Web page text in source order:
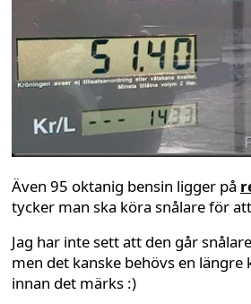
Även 95 oktanig bensin ligger på
tycker man ska köra snålare för
Jag har inte sett att den går
men det kanske behövs en
innan det märks :)